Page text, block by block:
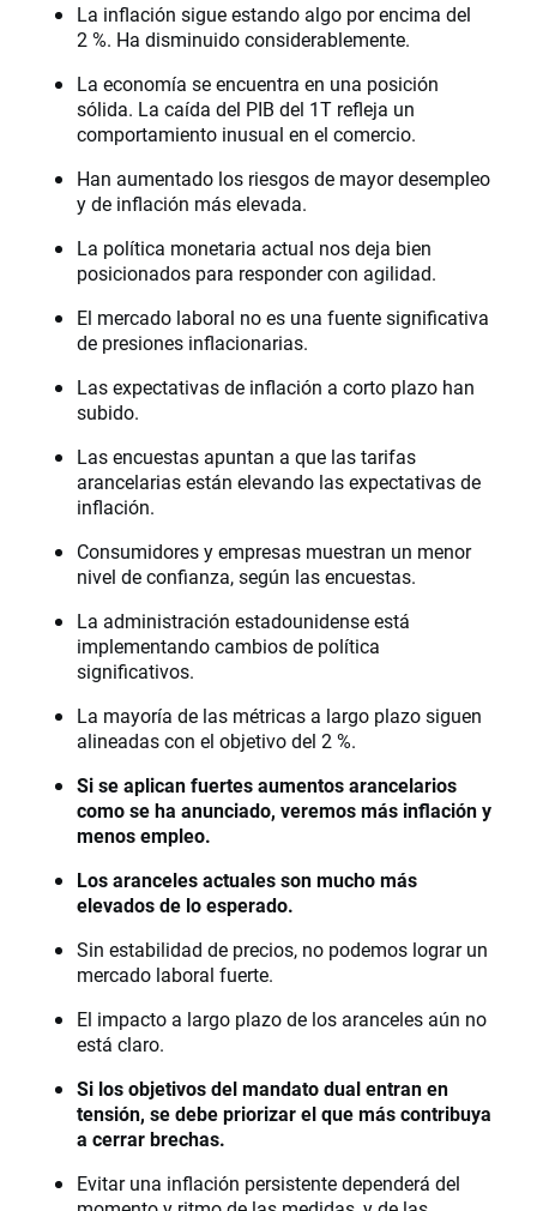
La inflación sigue estando algo por encima del
2 %. Ha disminuido considerablemente.
La economía se encuentra en una posición
sólida. La caída del PIB del 1T refleja un
comportamiento inusual en el comercio.
Han aumentado los riesgos de mayor desempleo
y de inflación más elevada.
La política monetaria actual nos deja bien
posicionados para responder con agilidad.
El mercado laboral no es una fuente significativa
de presiones inflacionarias.
Las expectativas de inflación a corto plazo han
subido.
Las encuestas apuntan a que las tarifas
arancelarias están elevando las expectativas de
inflación.
Consumidores y empresas muestran un menor
nivel de confianza, según las encuestas.
La administración estadounidense está
implementando cambios de política
significativos.
La mayoría de las métricas a largo plazo siguen
alineadas con el objetivo del 2 %.
Si se aplican fuertes aumentos arancelarios
como se ha anunciado, veremos más inflación y
menos empleo.
Los aranceles actuales son mucho más
elevados de lo esperado.
Sin estabilidad de precios, no podemos lograr un
mercado laboral fuerte.
El impacto a largo plazo de los aranceles aún no
está claro.
Si los objetivos del mandato dual entran en
tensión, se debe priorizar el que más contribuya
a cerrar brechas.
Evitar una inflación persistente dependerá del